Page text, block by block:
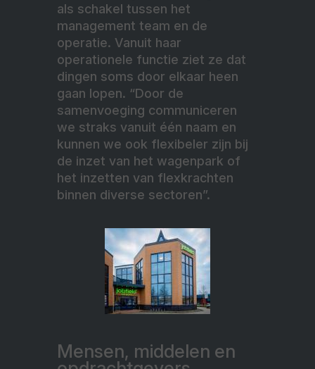
als schakel tussen het
management team en de
operatie. Vanuit haar
operationele functie ziet ze dat
dingen soms door elkaar heen
gaan lopen. “Door de
samenvoeging communiceren
we straks vanuit één naam en
kunnen we ook flexibeler zijn bij
de inzet van het wagenpark of
het inzetten van flexkrachten
binnen diverse sectoren”.
Mensen, middelen en